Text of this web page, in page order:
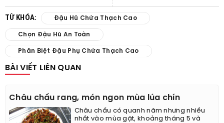
TỪ KHÓA: Đậu Hũ Chứa Thạch Cao
Chọn Đậu Hũ An Toàn
Phân Biệt Đậu Phụ Chứa Thạch Cao
BÀI VIẾT LIÊN QUAN
Châu chấu rang, món ngon mùa lúa chín
Châu chấu có quanh năm nhưng nhiều
nhất vào mùa gặt, khoảng tháng 5 và